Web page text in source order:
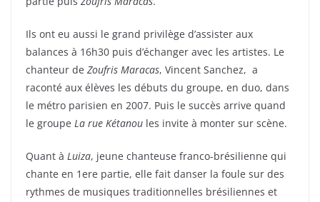
Ils ont eu aussi le grand privilège d’assister aux
balances à 16h30 puis d’échanger avec les artistes. Le
chanteur de Zoufris Maracas, Vincent Sanchez, a
raconté aux élèves les débuts du groupe, en duo, dans
le métro parisien en 2007. Puis le succès arrive quand
le groupe La rue Kétanou les invite à monter sur scène.
Quant à Luiza, jeune chanteuse franco-brésilienne qui
chante en 1ere partie, elle fait danser la foule sur des
rythmes de musiques traditionnelles brésiliennes et